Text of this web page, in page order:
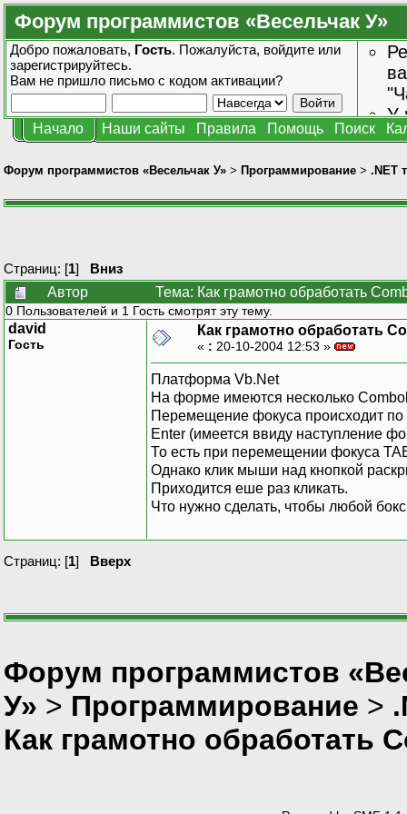
Форум программистов «Весельчак У»
Добро пожаловать, Гость. Пожалуйста, войдите или
зарегистрируйтесь.
Вам не пришло письмо с кодом активации?
У
Начало Наши сайты Правила Помощь Поиск
Форум программистов «Весельчак У» > Программирование > .NET
Страниц: [1] Вниз
Автор
Тема: Как грамотно обработать
0 Пользователей и 1 Гость смотрят эту тему.
david
Гость
Как грамотно обработать
« : 20-10-2004 12:53 »
Платформа Vb.Net
На форме имеются несколько
Перемещение фокуса происходит по
Enter (имеется ввиду наступление
То есть при перемещении фокуса
Однако клик мыши над кнопкой
Приходится еше раз кликать.
Что нужно сделать, чтобы любой
Страниц: [1] Вверх
Форум программистов
У» > Программирование >
Как грамотно обработать